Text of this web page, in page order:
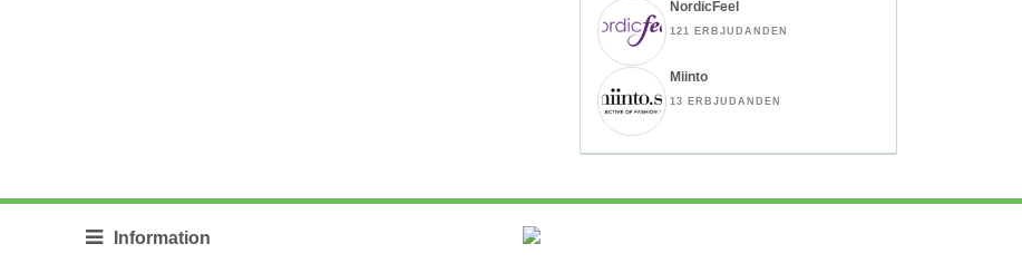
NordicFeel
121 ERBJUDANDEN
Miinto
13 ERBJUDANDEN
Information